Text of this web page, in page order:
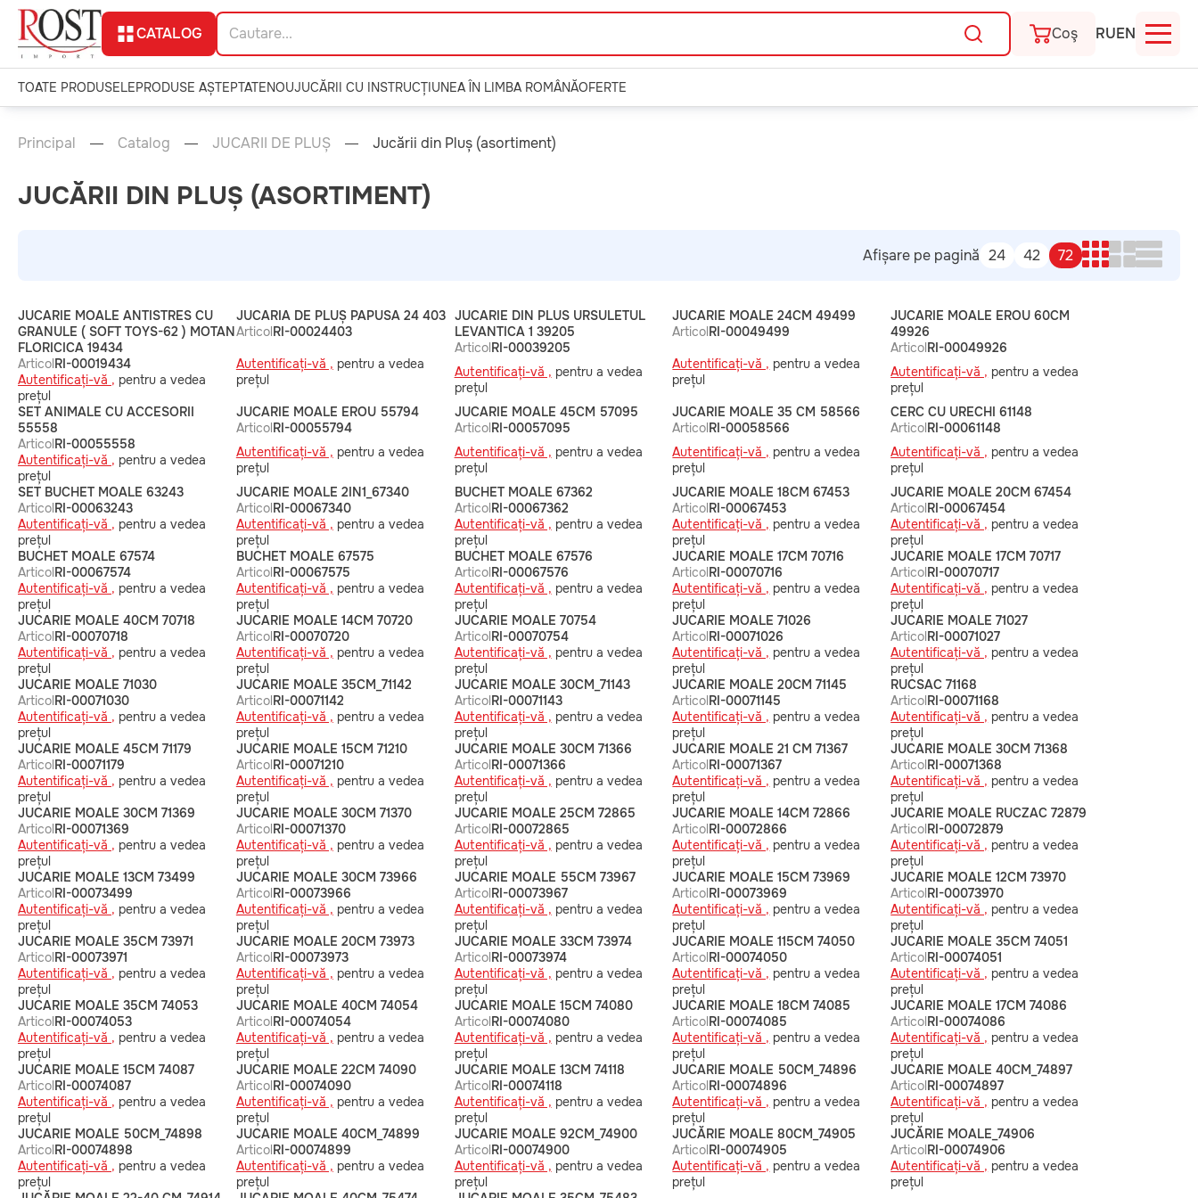
CATALOG Coş RUEN
TOATE PRODUSELEPRODUSE AȘTEPTATENOUJUCĂRII CU INSTRUCȚIUNEA ÎN LIMBA ROMÂNĂOFERTE
Principal Catalog JUCARII DE PLUȘ Jucării din Pluș (asortiment)
JUCĂRII DIN PLUȘ (ASORTIMENT)
Afișare pe pagină 24 42 72
JUCARIE MOALE ANTISTRES CU
GRANULE ( SOFT TOYS-62 ) MOTAN
FLORICICA 19434
ArticolRI-00019434
Autentificați-vă , pentru a vedea
prețul
JUCARIA DE PLUȘ PAPUSA 24 403
ArticolRI-00024403
Autentificați-vă , pentru a vedea
prețul
JUCARIE DIN PLUS URSULETUL
LEVANTICA 1 39205
ArticolRI-00039205
Autentificați-vă , pentru a vedea
prețul
JUCARIE MOALE 24CM 49499
ArticolRI-00049499
Autentificați-vă , pentru a vedea
prețul
JUCARIE MOALE EROU 60CM
49926
ArticolRI-00049926
Autentificați-vă , pentru a vedea
prețul
SET ANIMALE CU ACCESORII
55558
ArticolRI-00055558
Autentificați-vă , pentru a vedea
prețul
JUCARIE MOALE EROU 55794
ArticolRI-00055794
Autentificați-vă , pentru a vedea
prețul
JUCARIE MOALE 45CM 57095
ArticolRI-00057095
Autentificați-vă , pentru a vedea
prețul
JUCARIE MOALE 35 CM 58566
ArticolRI-00058566
Autentificați-vă , pentru a vedea
prețul
CERC CU URECHI 61148
ArticolRI-00061148
Autentificați-vă , pentru a vedea
prețul
SET BUCHET MOALE 63243
ArticolRI-00063243
Autentificați-vă , pentru a vedea
prețul
JUCARIE MOALE 2IN1_67340
ArticolRI-00067340
Autentificați-vă , pentru a vedea
prețul
BUCHET MOALE 67362
ArticolRI-00067362
Autentificați-vă , pentru a vedea
prețul
JUCARIE MOALE 18CM 67453
ArticolRI-00067453
Autentificați-vă , pentru a vedea
prețul
JUCARIE MOALE 20CM 67454
ArticolRI-00067454
Autentificați-vă , pentru a vedea
prețul
BUCHET MOALE 67574
ArticolRI-00067574
Autentificați-vă , pentru a vedea
prețul
BUCHET MOALE 67575
ArticolRI-00067575
Autentificați-vă , pentru a vedea
prețul
BUCHET MOALE 67576
ArticolRI-00067576
Autentificați-vă , pentru a vedea
prețul
JUCARIE MOALE 17CM 70716
ArticolRI-00070716
Autentificați-vă , pentru a vedea
prețul
JUCARIE MOALE 17CM 70717
ArticolRI-00070717
Autentificați-vă , pentru a vedea
prețul
JUCARIE MOALE 40CM 70718
ArticolRI-00070718
Autentificați-vă , pentru a vedea
prețul
JUCARIE MOALE 14CM 70720
ArticolRI-00070720
Autentificați-vă , pentru a vedea
prețul
JUCARIE MOALE 70754
ArticolRI-00070754
Autentificați-vă , pentru a vedea
prețul
JUCARIE MOALE 71026
ArticolRI-00071026
Autentificați-vă , pentru a vedea
prețul
JUCARIE MOALE 71027
ArticolRI-00071027
Autentificați-vă , pentru a vedea
prețul
JUCARIE MOALE 71030
ArticolRI-00071030
Autentificați-vă , pentru a vedea
prețul
JUCARIE MOALE 35CM_71142
ArticolRI-00071142
Autentificați-vă , pentru a vedea
prețul
JUCARIE MOALE 30CM_71143
ArticolRI-00071143
Autentificați-vă , pentru a vedea
prețul
JUCARIE MOALE 20CM 71145
ArticolRI-00071145
Autentificați-vă , pentru a vedea
prețul
RUCSAC 71168
ArticolRI-00071168
Autentificați-vă , pentru a vedea
prețul
JUCARIE MOALE 45CM 71179
ArticolRI-00071179
Autentificați-vă , pentru a vedea
prețul
JUCARIE MOALE 15CM 71210
ArticolRI-00071210
Autentificați-vă , pentru a vedea
prețul
JUCARIE MOALE 30CM 71366
ArticolRI-00071366
Autentificați-vă , pentru a vedea
prețul
JUCARIE MOALE 21 CM 71367
ArticolRI-00071367
Autentificați-vă , pentru a vedea
prețul
JUCARIE MOALE 30CM 71368
ArticolRI-00071368
Autentificați-vă , pentru a vedea
prețul
JUCARIE MOALE 30CM 71369
ArticolRI-00071369
Autentificați-vă , pentru a vedea
prețul
JUCARIE MOALE 30CM 71370
ArticolRI-00071370
Autentificați-vă , pentru a vedea
prețul
JUCARIE MOALE 25CM 72865
ArticolRI-00072865
Autentificați-vă , pentru a vedea
prețul
JUCARIE MOALE 14CM 72866
ArticolRI-00072866
Autentificați-vă , pentru a vedea
prețul
JUCARIE MOALE RUCZAC 72879
ArticolRI-00072879
Autentificați-vă , pentru a vedea
prețul
JUCARIE MOALE 13CM 73499
ArticolRI-00073499
Autentificați-vă , pentru a vedea
prețul
JUCARIE MOALE 30CM 73966
ArticolRI-00073966
Autentificați-vă , pentru a vedea
prețul
JUCARIE MOALE 55CM 73967
ArticolRI-00073967
Autentificați-vă , pentru a vedea
prețul
JUCARIE MOALE 15CM 73969
ArticolRI-00073969
Autentificați-vă , pentru a vedea
prețul
JUCARIE MOALE 12CM 73970
ArticolRI-00073970
Autentificați-vă , pentru a vedea
prețul
JUCARIE MOALE 35CM 73971
ArticolRI-00073971
Autentificați-vă , pentru a vedea
prețul
JUCARIE MOALE 20CM 73973
ArticolRI-00073973
Autentificați-vă , pentru a vedea
prețul
JUCARIE MOALE 33CM 73974
ArticolRI-00073974
Autentificați-vă , pentru a vedea
prețul
JUCARIE MOALE 115CM 74050
ArticolRI-00074050
Autentificați-vă , pentru a vedea
prețul
JUCARIE MOALE 35CM 74051
ArticolRI-00074051
Autentificați-vă , pentru a vedea
prețul
JUCARIE MOALE 35CM 74053
ArticolRI-00074053
Autentificați-vă , pentru a vedea
prețul
JUCARIE MOALE 40CM 74054
ArticolRI-00074054
Autentificați-vă , pentru a vedea
prețul
JUCARIE MOALE 15CM 74080
ArticolRI-00074080
Autentificați-vă , pentru a vedea
prețul
JUCARIE MOALE 18CM 74085
ArticolRI-00074085
Autentificați-vă , pentru a vedea
prețul
JUCARIE MOALE 17CM 74086
ArticolRI-00074086
Autentificați-vă , pentru a vedea
prețul
JUCARIE MOALE 15CM 74087
ArticolRI-00074087
Autentificați-vă , pentru a vedea
prețul
JUCARIE MOALE 22CM 74090
ArticolRI-00074090
Autentificați-vă , pentru a vedea
prețul
JUCARIE MOALE 13CM 74118
ArticolRI-00074118
Autentificați-vă , pentru a vedea
prețul
JUCARIE MOALE 50CM_74896
ArticolRI-00074896
Autentificați-vă , pentru a vedea
prețul
JUCARIE MOALE 40CM_74897
ArticolRI-00074897
Autentificați-vă , pentru a vedea
prețul
JUCARIE MOALE 50CM_74898
ArticolRI-00074898
Autentificați-vă , pentru a vedea
prețul
JUCARIE MOALE 40CM_74899
ArticolRI-00074899
Autentificați-vă , pentru a vedea
prețul
JUCARIE MOALE 92CM_74900
ArticolRI-00074900
Autentificați-vă , pentru a vedea
prețul
JUCĂRIE MOALE 80CM_74905
ArticolRI-00074905
Autentificați-vă , pentru a vedea
prețul
JUCĂRIE MOALE_74906
ArticolRI-00074906
Autentificați-vă , pentru a vedea
prețul